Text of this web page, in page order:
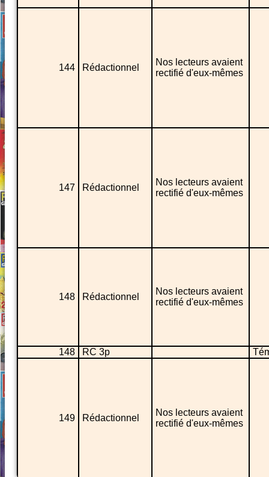
144 Rédactionnel
Nos lecteurs avaient
rectifié d'eux-mêmes
147 Rédactionnel
Nos lecteurs avaient
rectifié d'eux-mêmes
148 Rédactionnel
Nos lecteurs avaient
rectifié d'eux-mêmes
148 RC 3p
149 Rédactionnel
Nos lecteurs avaient
rectifié d'eux-mêmes